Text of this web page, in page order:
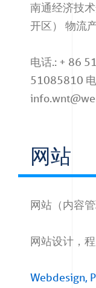
南通经济技
开区） 物流
电话.: + 86
51085810
网站
网站（内容管
网站设计，
Webdesign,